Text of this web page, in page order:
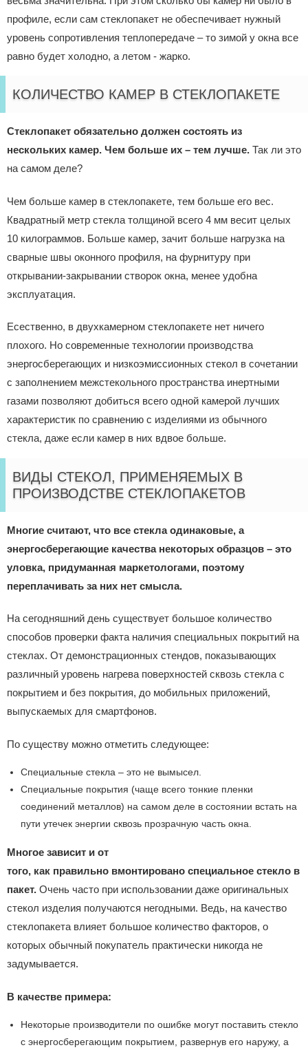
профиле, если сам стеклопакет не обеспечивает нужный
уровень сопротивления теплопередаче – то зимой у окна все
равно будет холодно, а летом - жарко.
КОЛИЧЕСТВО КАМЕР В СТЕКЛОПАКЕТЕ
Стеклопакет обязательно должен состоять из
нескольких камер. Чем больше их – тем лучше. Так ли это
на самом деле?
Чем больше камер в стеклопакете, тем больше его вес.
Квадратный метр стекла толщиной всего 4 мм весит целых
10 килограммов. Больше камер, зачит больше нагрузка на
сварные швы оконного профиля, на фурнитуру при
открывании-закрывании створок окна, менее удобна
эксплуатация.
Есественно, в двухкамерном стеклопакете нет ничего
плохого. Но современные технологии производства
энергосберегающих и низкоэмиссионных стекол в сочетании
с заполнением межстекольного пространства инертными
газами позволяют добиться всего одной камерой лучших
характеристик по сравнению с изделиями из обычного
стекла, даже если камер в них вдвое больше.
ВИДЫ СТЕКОЛ, ПРИМЕНЯЕМЫХ В
ПРОИЗВОДСТВЕ СТЕКЛОПАКЕТОВ
Многие считают, что все стекла одинаковые, а
энергосберегающие качества некоторых образцов – это
уловка, придуманная маркетологами, поэтому
переплачивать за них нет смысла.
На сегодняшний день существует большое количество
способов проверки факта наличия специальных покрытий на
стеклах. От демонстрационных стендов, показывающих
различный уровень нагрева поверхностей сквозь стекла с
покрытием и без покрытия, до мобильных приложений,
выпускаемых для смартфонов.
По существу можно отметить следующее:
Специальные стекла – это не вымысел.
Специальные покрытия (чаще всего тонкие пленки
соединений металлов) на самом деле в состоянии встать на
пути утечек энергии сквозь прозрачную часть окна.
Многое зависит и от
того, как правильно вмонтировано специальное стекло в
пакет. Очень часто при использовании даже оригинальных
стекол изделия получаются негодными. Ведь, на качество
стеклопакета влияет большое количество факторов, о
которых обычный покупатель практически никогда не
задумывается.
В качестве примера:
Некоторые производители по ошибке могут поставить стекло
с энергосберегающим покрытием, развернув его наружу, а